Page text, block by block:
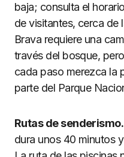
baja; consulta el
de visitantes, cerca de
Brava requiere una
través del bosque,
cada paso merezca la
parte del Parque
Rutas de senderismo.
dura unos 40 minutos